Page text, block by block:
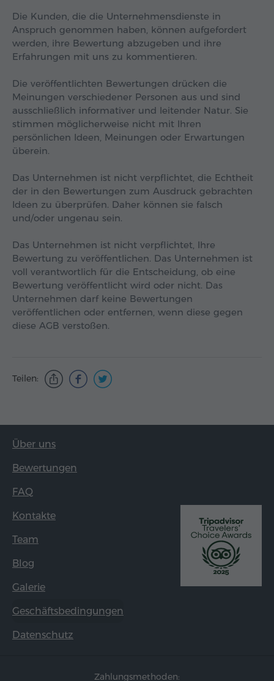
Die Kunden, die die Unternehmensdienste in
Anspruch genommen haben, können aufgefordert
werden, ihre Bewertung abzugeben und ihre
Erfahrungen mit uns zu kommentieren.
Die veröffentlichten Bewertungen drücken die
Meinungen verschiedener Personen aus und sind
ausschließlich informativer und leitender Natur. Sie
stimmen möglicherweise nicht mit Ihren
persönlichen Ideen, Meinungen oder Erwartungen
überein.
Das Unternehmen ist nicht verpflichtet, die Echtheit
der in den Bewertungen zum Ausdruck gebrachten
Ideen zu überprüfen. Daher können sie falsch
und/oder ungenau sein.
Das Unternehmen ist nicht verpflichtet, Ihre
Bewertung zu veröffentlichen. Das Unternehmen ist
voll verantwortlich für die Entscheidung, ob eine
Bewertung veröffentlicht wird oder nicht. Das
Unternehmen darf keine Bewertungen
veröffentlichen oder entfernen, wenn diese gegen
diese AGB verstoßen.
Teilen:
Über uns
Bewertungen
FAQ
Kontakte
Team
Blog
Galerie
Geschäftsbedingungen
Datenschutz
Zahlungsmethoden: